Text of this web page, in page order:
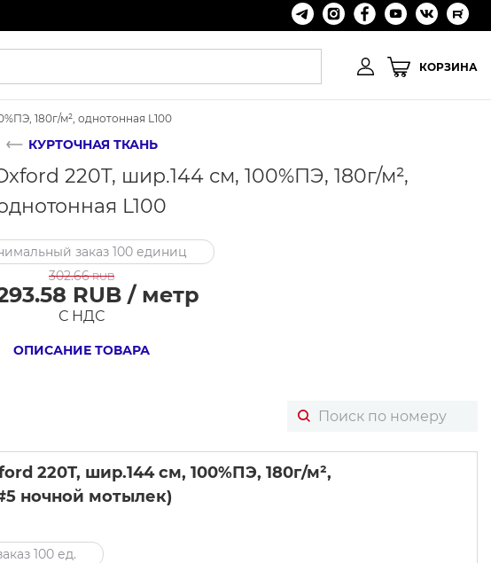
КОРЗИНА
180г/м², однотонная L100
КУРТОЧНАЯ ТКАНЬ
220T, шир.144 см, 100%ПЭ, 180г/м²,
L100
заказ 100 единиц
302.66RUB
RUB / метр
С НДС
ОПИСАНИЕ ТОВАРА
220T, шир.144 см, 100%ПЭ, 180г/м²,
ночной мотылек)
100 ед.